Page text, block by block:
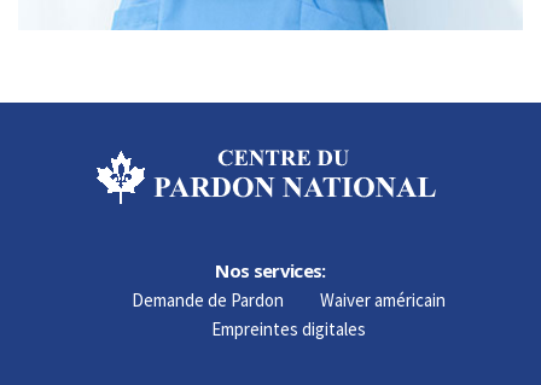
Nos services:
Demande de Pardon
Waiver américain
Empreintes digitales